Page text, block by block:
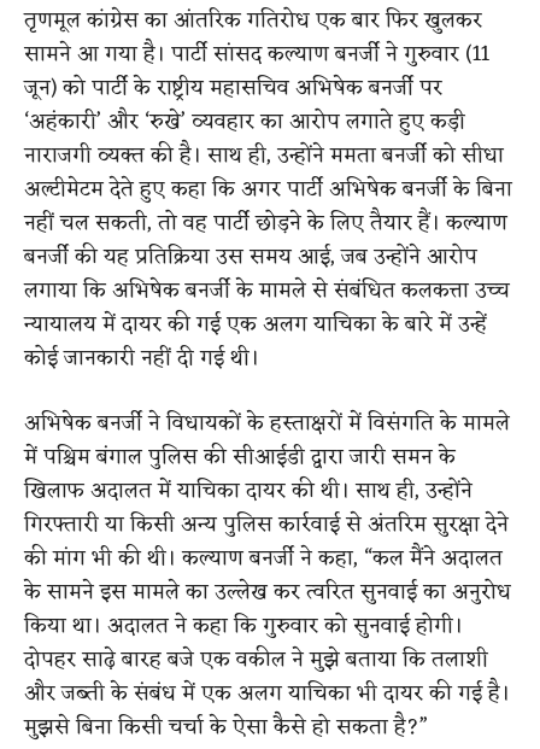
तृणमूल कांग्रेस का आंतरिक गतिरोध एक बार फिर खुलकर
सामने आ गया है। पार्टी सांसद कल्याण बनर्जी ने गुरुवार (11
जून) को पार्टी के राष्ट्रीय महासचिव अभिषेक बनर्जी पर
‘अहंकारी’ और ‘रुखे’ व्यवहार का आरोप लगाते हुए कड़ी
नाराजगी व्यक्त की है। साथ ही, उन्होंने ममता बनर्जी को सीधा
अल्टीमेटम देते हुए कहा कि अगर पार्टी अभिषेक बनर्जी के बिना
नहीं चल सकती, तो वह पार्टी छोड़ने के लिए तैयार हैं। कल्याण
बनर्जी की यह प्रतिक्रिया उस समय आई, जब उन्होंने आरोप
लगाया कि अभिषेक बनर्जी के मामले से संबंधित कलकत्ता उच्च
न्यायालय में दायर की गई एक अलग याचिका के बारे में उन्हें
कोई जानकारी नहीं दी गई थी।
अभिषेक बनर्जी ने विधायकों के हस्ताक्षरों में विसंगति के मामले
में पश्चिम बंगाल पुलिस की सीआईडी द्वारा जारी समन के
खिलाफ अदालत में याचिका दायर की थी। साथ ही, उन्होंने
गिरफ्तारी या किसी अन्य पुलिस कार्रवाई से अंतरिम सुरक्षा देने
की मांग भी की थी। कल्याण बनर्जी ने कहा, “कल मैंने अदालत
के सामने इस मामले का उल्लेख कर त्वरित सुनवाई का अनुरोध
किया था। अदालत ने कहा कि गुरुवार को सुनवाई होगी।
दोपहर साढ़े बारह बजे एक वकील ने मुझे बताया कि तलाशी
और जब्ती के संबंध में एक अलग याचिका भी दायर की गई है।
मुझसे बिना किसी चर्चा के ऐसा कैसे हो सकता है?”